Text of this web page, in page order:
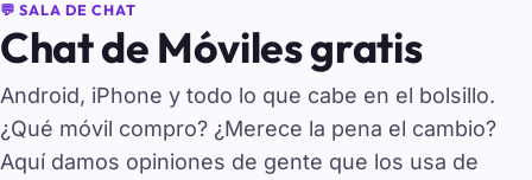
💬 SALA DE CHAT
Chat de Móviles gratis
Android, iPhone y todo lo que cabe en el bolsillo.
¿Qué móvil compro? ¿Merece la pena el cambio?
Aquí damos opiniones de gente que los usa de